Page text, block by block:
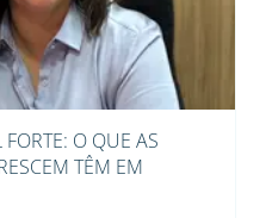
O QUE AS
TÊM EM